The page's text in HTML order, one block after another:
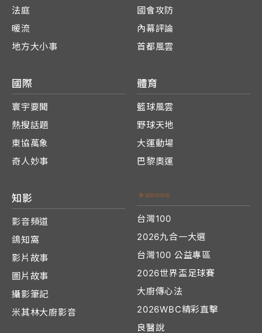
法庭
暖流
地方大小事
國會攻防
內幕評論
首都風雲
國際
寰宇要聞
熱搜話題
東協萬象
奇人妙事
體育
籃球風雲
野球天地
大運動場
巴黎奧運
知影
影音頻道
鴿知窩
影片故事
圖片故事
攝影筆記
米其林大廚影音
台灣100
2026九合一大選
台灣100 公益專區
2026世界盃足球賽
大廚傳心法
2026WBC精彩直擊
良醫說